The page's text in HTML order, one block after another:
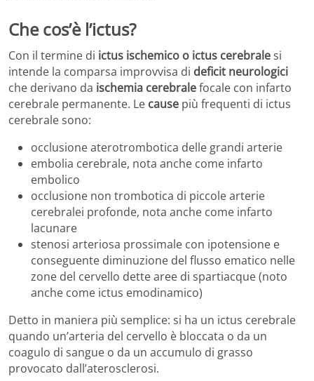
Che cos’è l’ictus?
Con il termine di ictus ischemico o ictus cerebralesi
intende la comparsa improvvisa di deficit neurologici
che derivano da ischemia cerebralefocale con infarto
cerebrale permanente. Le cause più frequenti di ictus
cerebrale sono:
occlusione aterotrombotica delle grandi arterie
embolia cerebrale, nota anche come infarto
embolico
occlusione non trombotica di piccole arterie
cerebralei profonde, nota anche come infarto
lacunare
stenosi arteriosa prossimale con ipotensione e
conseguente diminuzione del flusso ematico nelle
zone del cervello dette aree di spartiacque (noto
anche come ictus emodinamico)
Detto in maniera più semplice: si ha un ictus cerebrale
quando un’arteria del cervello è bloccata o da un
coagulo di sangue o da un accumulo di grasso
provocato dall’aterosclerosi.